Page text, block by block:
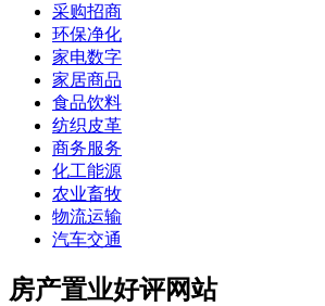
采购招商
环保净化
家电数字
家居商品
食品饮料
纺织皮革
商务服务
化工能源
农业畜牧
物流运输
汽车交通
房产置业好评网站